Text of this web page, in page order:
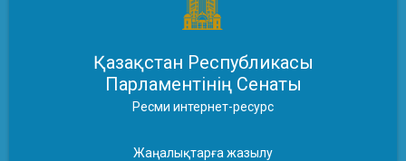
Қазақстан Республикасы
Парламентінің Сенаты
Ресми интернет-ресурс
Жаңалықтарға жазылу